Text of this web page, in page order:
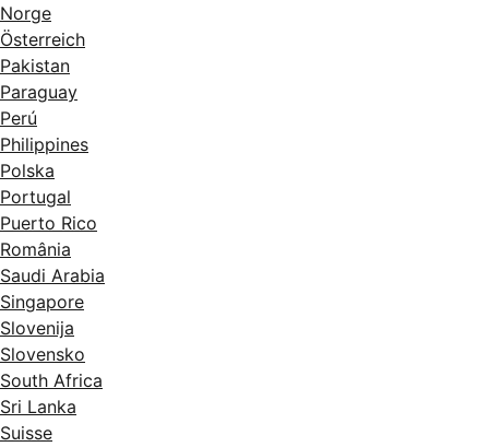
Norge
Österreich
Pakistan
Paraguay
Perú
Philippines
Polska
Portugal
Puerto Rico
România
Saudi Arabia
Singapore
Slovenija
Slovensko
South Africa
Sri Lanka
Suisse